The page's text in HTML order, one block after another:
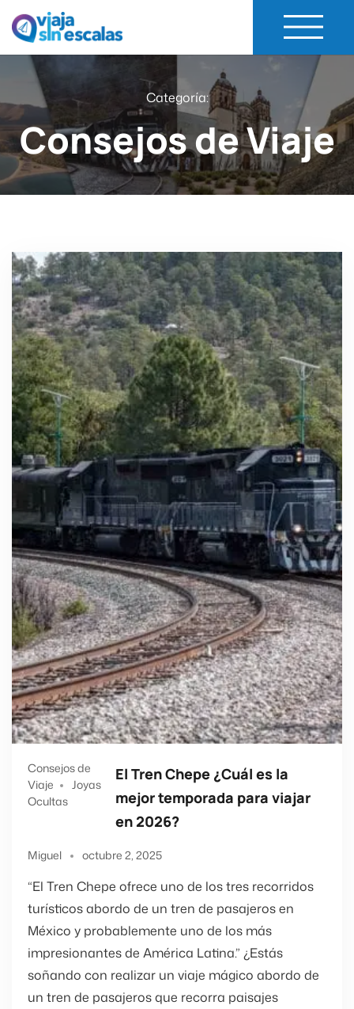
Categoría:
Consejos de Viaje
Consejos de
Viaje
Joyas
Ocultas
El Tren Chepe ¿Cuál es la
mejor temporada para viajar
en 2026?
Miguel octubre 2, 2025
“El Tren Chepe ofrece uno de los tres recorridos
turísticos abordo de un tren de pasajeros en
México y probablemente uno de los más
impresionantes de América Latina.” ¿Estás
soñando con realizar un viaje mágico abordo de
un tren de pasajeros que recorra paisajes